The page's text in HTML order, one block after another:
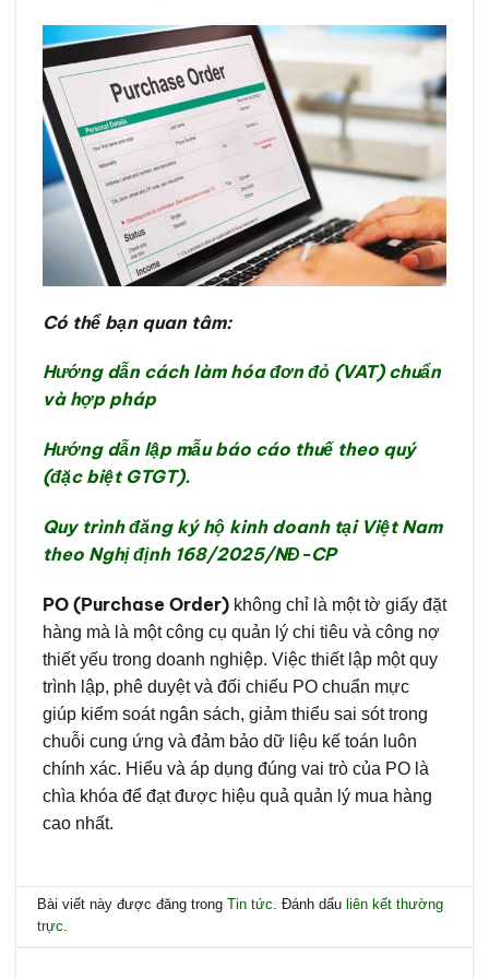
Có thể bạn quan tâm:
Hướng dẫn cách làm hóa đơn đỏ (VAT) chuẩn
và hợp pháp
Hướng dẫn lập mẫu báo cáo thuế theo quý
(đặc biệt GTGT).
Quy trình đăng ký hộ kinh doanh tại Việt Nam
theo Nghị định 168/2025/NĐ-CP
PO (Purchase Order) không chỉ là một tờ giấy đặt
hàng mà là một công cụ quản lý chi tiêu và công nợ
thiết yếu trong doanh nghiệp. Việc thiết lập một quy
trình lập, phê duyệt và đối chiếu PO chuẩn mực
giúp kiểm soát ngân sách, giảm thiểu sai sót trong
chuỗi cung ứng và đảm bảo dữ liệu kế toán luôn
chính xác. Hiểu và áp dụng đúng vai trò của PO là
chìa khóa để đạt được hiệu quả quản lý mua hàng
cao nhất.
Bài viết này được đăng trongTin tức. Đánh dấu liên kết thường
trực.